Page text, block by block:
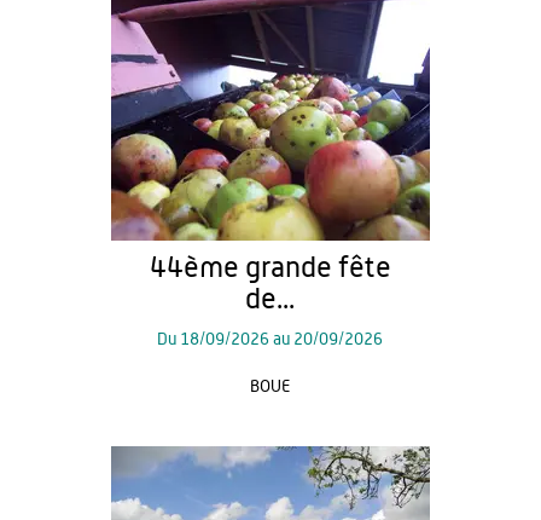
44ème grande fête
de...
Du 18/09/2026 au 20/09/2026
BOUE